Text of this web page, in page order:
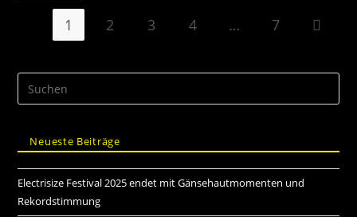
1 2 3 4 … 7
Neueste Beiträge
Electrisize Festival 2025 endet mit Gänsehautmomenten und
Rekordstimmung